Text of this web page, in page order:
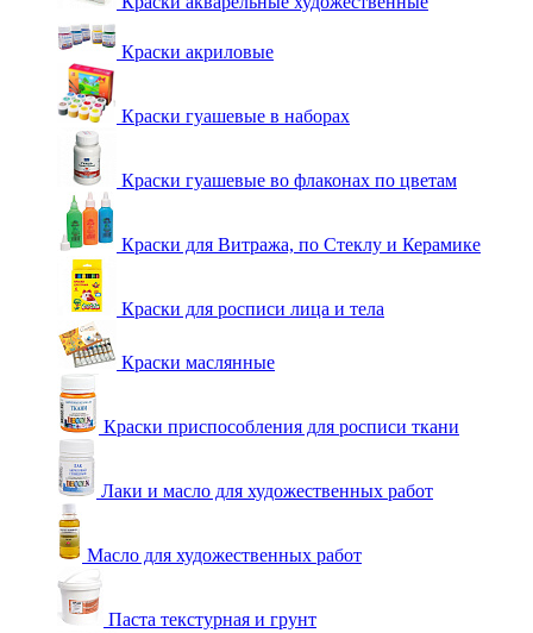
Краски акриловые
Краски гуашевые в наборах
Краски гуашевые во флаконах по цветам
Краски для Витража, по Стеклу и Керамике
Краски для росписи лица и тела
Краски маслянные
Краски приспособления для росписи ткани
Лаки и масло для художественных работ
Масло для художественных работ
Паста текстурная и грунт